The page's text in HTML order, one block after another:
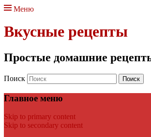
Меню
Вкусные рецепты
Простые домашние
Поиск
Главное меню
Skip to primary content
Skip to secondary content